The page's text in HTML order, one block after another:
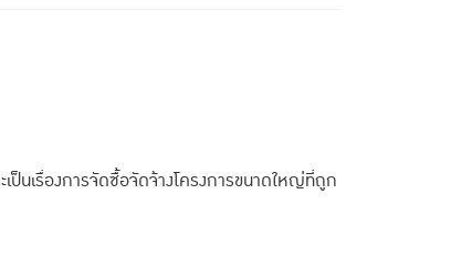
ป็นเรื่องการจัดซื้อจัดจ้างโครงการขนาดใหญ่ที่ถูก